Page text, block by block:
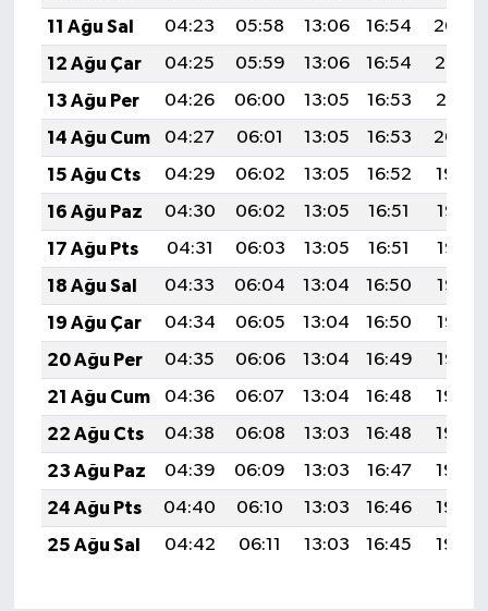
11 Ağu Sal
04:23 05:58 13:06 16:54
20:04
12 Ağu Çar
04:25 05:59 13:06 16:54
20:02
13 Ağu Per
04:26 06:00 13:05 16:53
20:01
14 Ağu Cum
04:27 06:01 13:05 16:53
20:00
15 Ağu Cts
04:29 06:02 13:05 16:52
19:59
16 Ağu Paz
04:30 06:02 13:05 16:51
19:57
17 Ağu Pts
04:31 06:03 13:05 16:51
19:56
18 Ağu Sal
04:33 06:04 13:04 16:50
19:55
19 Ağu Çar
04:34 06:05 13:04 16:50
19:53
20 Ağu Per
04:35 06:06 13:04 16:49
19:52
21 Ağu Cum
04:36 06:07 13:04 16:48
19:50
22 Ağu Cts
04:38 06:08 13:03 16:48
19:49
23 Ağu Paz
04:39 06:09 13:03 16:47
19:48
24 Ağu Pts
04:40 06:10 13:03 16:46
19:46
25 Ağu Sal
04:42 06:11 13:03 16:45 19:45